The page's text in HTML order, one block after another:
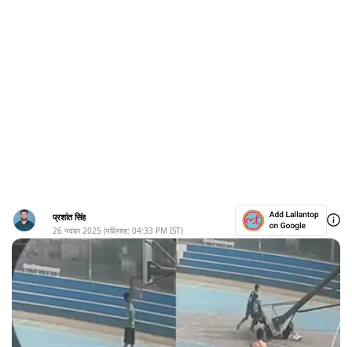
प्रशांत सिंह
26 नवंबर 2025 (पब्लिश्ड: 04:33 PM IST)